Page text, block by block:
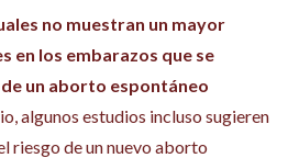
no muestran un mayor
en los embarazos que se
un aborto espontáneo
algunos estudios incluso sugieren
riesgo de un nuevo aborto